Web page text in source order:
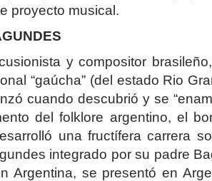
proyecto musical.
y compositor
“gaúcha” (del estado Rio
cuando descubrió y se
del folklore argentino, el
una fructífera carrera
integrado por su padre
Argentina, se presentó en